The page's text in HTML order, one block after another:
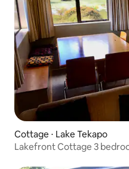
Cottage ⋅ Lake Tekapo
Lakefront Cottage 3